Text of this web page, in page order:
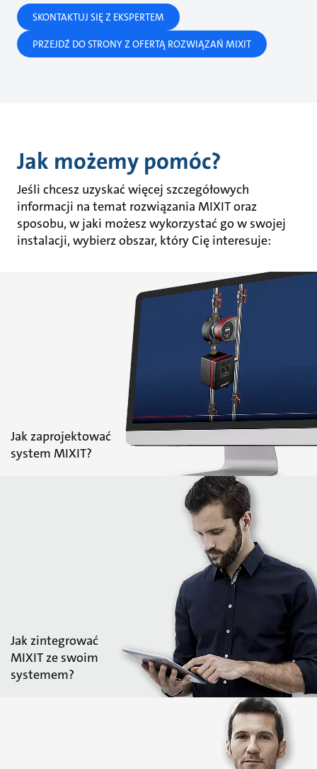
SKONTAKTUJ SIĘ Z EKSPERTEM
PRZEJDŹ DO STRONY Z OFERTĄ ROZWIĄZAŃ MIXIT
Jak możemy pomóc?
Jeśli chcesz uzyskać więcej szczegółowych
informacji na temat rozwiązania MIXIT oraz
sposobu, w jaki możesz wykorzystać go w swojej
instalacji, wybierz obszar, który Cię interesuje:
Jak zaprojektować
system MIXIT?
Jak zintegrować
MIXIT ze swoim
systemem?